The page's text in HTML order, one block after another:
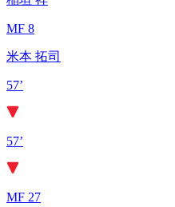
MF 8
米本 拓司
57’
57’
MF 27